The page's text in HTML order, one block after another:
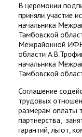
В церемонии
приняли участие
начальника
Тамбовской
Межрайонной
области
начальника
Тамбовской
Соглашение
трудовых
размерам оплаты
партнерства,
гарантий, льгот,